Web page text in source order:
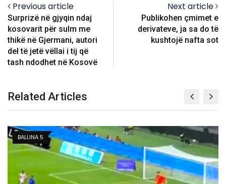
Previous article
Surprizë në gjyqin ndaj
kosovarit për sulm me
thikë në Gjermani, autori
del të jetë vëllai i tij që
tash ndodhet në Kosovë
Next article
Publikohen çmimet e
derivateve, ja sa do të
kushtojë nafta sot
Related Articles
BALLINA 3